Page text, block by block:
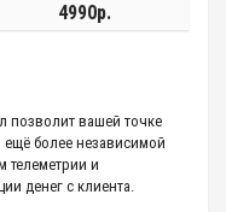
4990р.
позволит вашей точке
более независимой
телеметрии и
денег с клиента.